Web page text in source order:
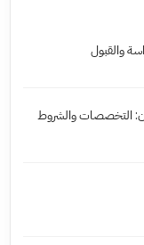
التخصصات والشروط